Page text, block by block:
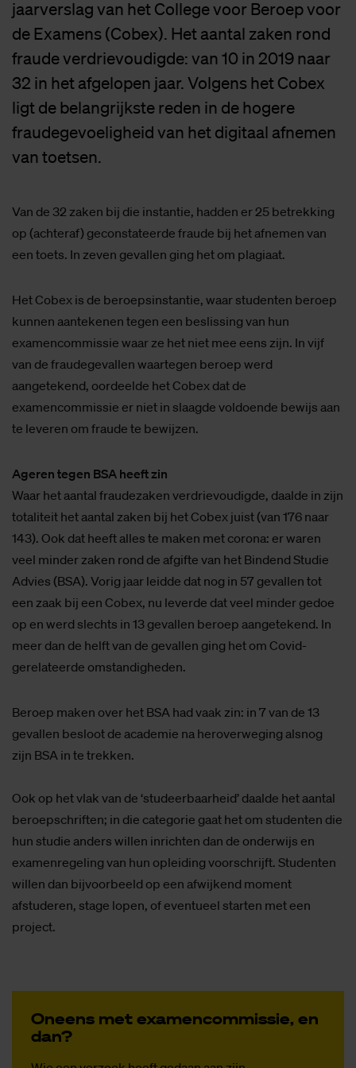
jaarverslag van het College voor Beroep voor
de Examens (Cobex). Het aantal zaken rond
fraude verdrievoudigde: van 10 in 2019 naar
32 in het afgelopen jaar. Volgens het Cobex
ligt de belangrijkste reden in de hogere
fraudegevoeligheid van het digitaal afnemen
van toetsen.
Van de 32 zaken bij die instantie, hadden er 25 betrekking
op (achteraf) geconstateerde fraude bij het afnemen van
een toets. In zeven gevallen ging het om plagiaat.
Het Cobex is de beroepsinstantie, waar studenten beroep
kunnen aantekenen tegen een beslissing van hun
examencommissie waar ze het niet mee eens zijn. In vijf
van de fraudegevallen waartegen beroep werd
aangetekend, oordeelde het Cobex dat de
examencommissie er niet in slaagde voldoende bewijs aan
te leveren om fraude te bewijzen.
Ageren tegen BSA heeft zin
Waar het aantal fraudezaken verdrievoudigde, daalde in zijn
totaliteit het aantal zaken bij het Cobex juist (van 176 naar
143). Ook dat heeft alles te maken met corona: er waren
veel minder zaken rond de afgifte van het Bindend Studie
Advies (BSA). Vorig jaar leidde dat nog in 57 gevallen tot
een zaak bij een Cobex, nu leverde dat veel minder gedoe
op en werd slechts in 13 gevallen beroep aangetekend. In
meer dan de helft van de gevallen ging het om Covid-
gerelateerde omstandigheden.
Beroep maken over het BSA had vaak zin: in 7 van de 13
gevallen besloot de academie na heroverweging alsnog
zijn BSA in te trekken.
Ook op het vlak van de ‘studeerbaarheid’ daalde het aantal
beroepschriften; in die categorie gaat het om studenten die
hun studie anders willen inrichten dan de onderwijs en
examenregeling van hun opleiding voorschrijft. Studenten
willen dan bijvoorbeeld op een afwijkend moment
afstuderen, stage lopen, of eventueel starten met een
project.
On­eens met exa­men­com­mis­sie, en
dan?